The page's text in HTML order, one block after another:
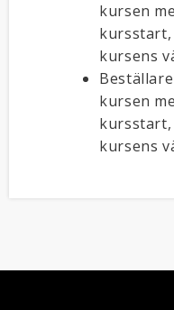
kursen
kursstart,
kursens
kursen
kursstart,
kursens